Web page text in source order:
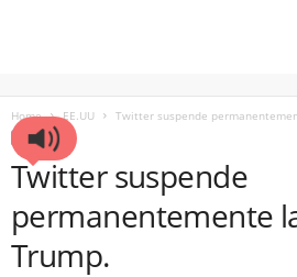
Home EE.UU Twitter suspende
EE.UU
Twitter suspende
permanentemente
Trump.